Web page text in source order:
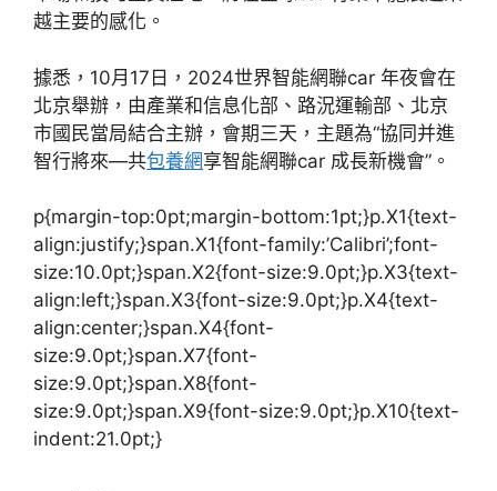
越主要的感化。
據悉，10月17日，2024世界智能網聯car 年夜會在
北京舉辦，由產業和信息化部、路況運輸部、北京
市國民當局結合主辦，會期三天，主題為“協同并進
智行將來—共包養網享智能網聯car 成長新機會”。
p{margin-top:0pt;margin-bottom:1pt;}p.X1{text-
align:justify;}span.X1{font-family:’Calibri’;font-
size:10.0pt;}span.X2{font-size:9.0pt;}p.X3{text-
align:left;}span.X3{font-size:9.0pt;}p.X4{text-
align:center;}span.X4{font-
size:9.0pt;}span.X7{font-
size:9.0pt;}span.X8{font-
size:9.0pt;}span.X9{font-size:9.0pt;}p.X10{text-
indent:21.0pt;}